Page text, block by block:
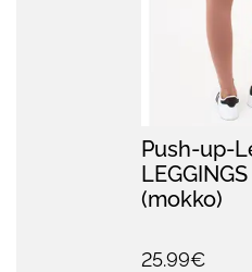
Push-up-
(mokko)
25.99€